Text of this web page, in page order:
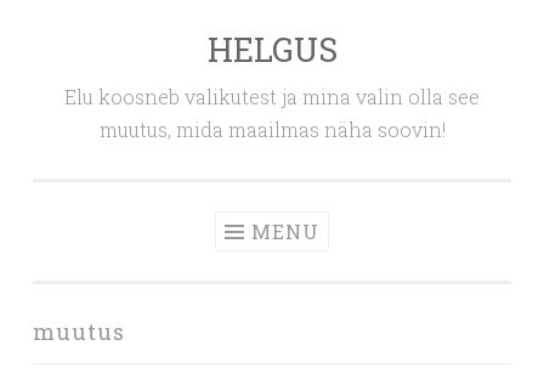
HELGUS
Elu koosneb valikutest ja mina valin olla see
muutus, mida maailmas näha soovin!
MENU
muutus